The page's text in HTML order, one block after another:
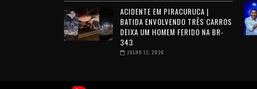
ACIDENTE EM PIRACURUCA |
BATIDA ENVOLVENDO TRÊS CARROS
DEIXA UM HOMEM FERIDO NA BR-
343
JULHO 13, 2026